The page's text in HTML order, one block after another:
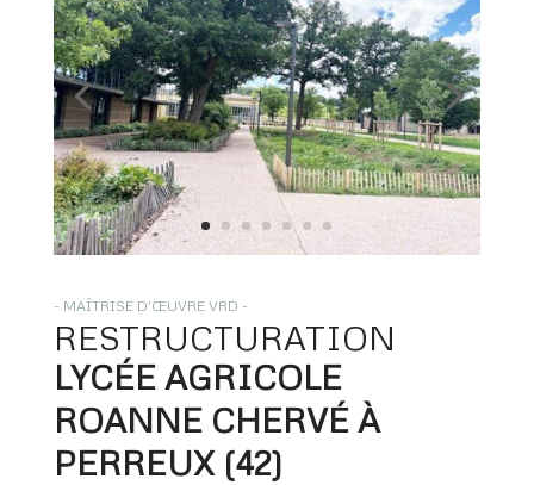
- MAÎTRISE D'ŒUVRE VRD -
RESTRUCTURATION
LYCÉE AGRICOLE
ROANNE CHERVÉ À
PERREUX (42)